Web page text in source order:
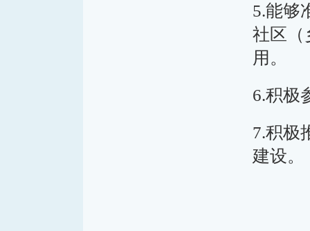
5.能够
社区（
用。
6.积极
7.积极
建设。